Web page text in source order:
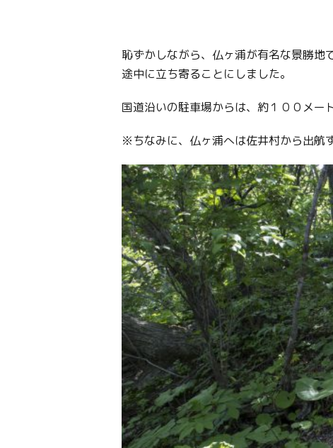
恥ずかしながら、仏ヶ浦が有名な景勝地
途中に立ち寄ることにしました。
国道沿いの駐車場からは、約１００メー
※ちなみに、仏ヶ浦へは佐井村から出航